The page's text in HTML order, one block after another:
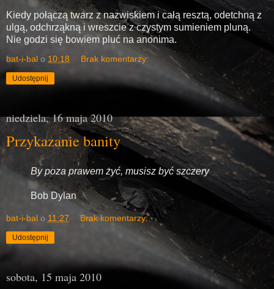
Kiedy połączą twarz z nazwiskiem i całą resztą, odetchną z
ulgą, odchrząkną i wreszcie z czystym sumieniem pluną.
Nie godzi się bowiem pluć na anonima.
bat-i-bal o 10:18 Brak komentarzy:
Udostępnij
niedziela, 16 maja 2010
Przykazanie banity
By poza prawem żyć, musisz być szczery
Bob Dylan
bat-i-bal o 11:27 Brak komentarzy:
Udostępnij
sobota, 15 maja 2010